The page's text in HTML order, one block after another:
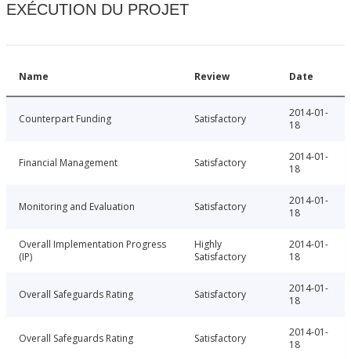
EXÉCUTION DU PROJET
Name Review Date
Counterpart Funding Satisfactory
2014-01-
18
Financial Management Satisfactory
2014-01-
18
Monitoring and Evaluation Satisfactory
2014-01-
18
Overall Implementation Progress
(IP)
Highly
Satisfactory
2014-01-
18
Overall Safeguards Rating Satisfactory
2014-01-
18
Overall Safeguards Rating Satisfactory
2014-01-
18